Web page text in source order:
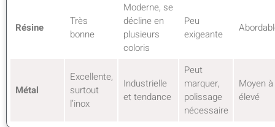
Résine
Très
bonne
Moderne, se
décline en
plusieurs
coloris
Peu
exigeante
Métal
Excellente,
surtout
l’inox
Industrielle
et tendance
Peut
marquer,
polissage
nécessaire
Moyen à
élevé